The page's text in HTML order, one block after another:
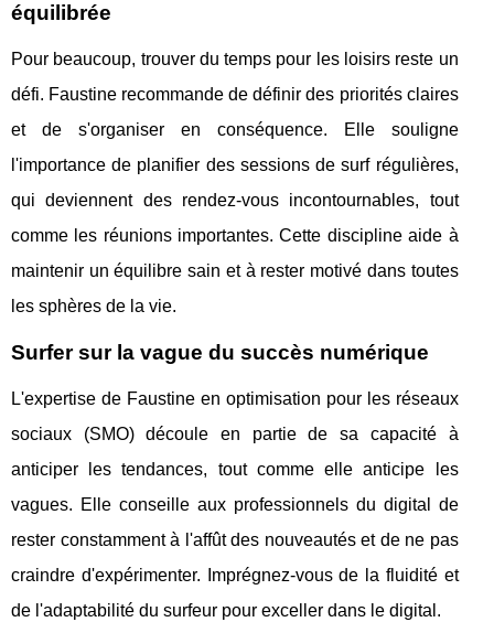
équilibrée
Pour beaucoup, trouver du temps pour les loisirs reste un
défi. Faustine recommande de définir des priorités claires
et de s'organiser en conséquence. Elle souligne
l'importance de planifier des sessions de surf régulières,
qui deviennent des rendez-vous incontournables, tout
comme les réunions importantes. Cette discipline aide à
maintenir un équilibre sain et à rester motivé dans toutes
les sphères de la vie.
Surfer sur la vague du succès numérique
L'expertise de Faustine en optimisation pour les réseaux
sociaux (SMO) découle en partie de sa capacité à
anticiper les tendances, tout comme elle anticipe les
vagues. Elle conseille aux professionnels du digital de
rester constamment à l'affût des nouveautés et de ne pas
craindre d'expérimenter. Imprégnez-vous de la fluidité et
de l'adaptabilité du surfeur pour exceller dans le digital.